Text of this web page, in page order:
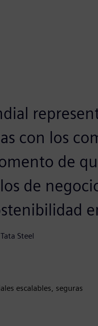
con los
de
de
Steel
escalables, seguras